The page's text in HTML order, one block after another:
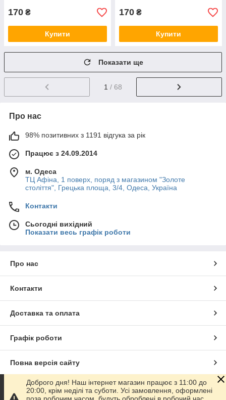
170 ₴
Купити
170 ₴
Купити
Показати ще
1 / 68
Про нас
98% позитивних з 1191 відгука за рік
Працює з 24.09.2014
м. Одеса
ТЦ Афіна, 1 поверх, поряд з магазином "Золоте
століття", Грецька площа, 3/4, Одеса, Україна
Контакти
Сьогодні вихідний
Показати весь графік роботи
Про нас
Контакти
Доставка та оплата
Графік роботи
Повна версія сайту
Сайт створено на маркетплейсіProm.ua
Доброго дня! Наш інтернет магазин працює з 11:00 до
20:00, крім неділі та суботи. Усі замовлення, оформлені